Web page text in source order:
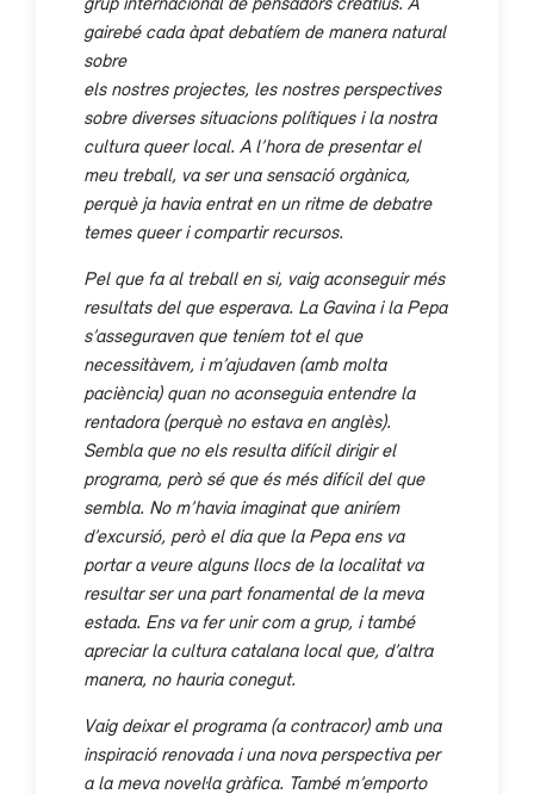
gairebé cada àpat debatíem de manera natural
sobre
els nostres projectes, les nostres perspectives
sobre diverses situacions polítiques i la nostra
cultura queer local. A l’hora de presentar el
meu treball, va ser una sensació orgànica,
perquè ja havia entrat en un ritme de debatre
temes queer i compartir recursos.
Pel que fa al treball en si, vaig aconseguir més
resultats del que esperava. La Gavina i la Pepa
s’asseguraven que teníem tot el que
necessitàvem, i m’ajudaven (amb molta
paciència) quan no aconseguia entendre la
rentadora (perquè no estava en anglès).
Sembla que no els resulta difícil dirigir el
programa, però sé que és més difícil del que
sembla. No m’havia imaginat que aniríem
d’excursió, però el dia que la Pepa ens va
portar a veure alguns llocs de la localitat va
resultar ser una part fonamental de la meva
estada. Ens va fer unir com a grup, i també
apreciar la cultura catalana local que, d’altra
manera, no hauria conegut.
Vaig deixar el programa (a contracor) amb una
inspiració renovada i una nova perspectiva per
a la meva novel·la gràfica. També m’emporto